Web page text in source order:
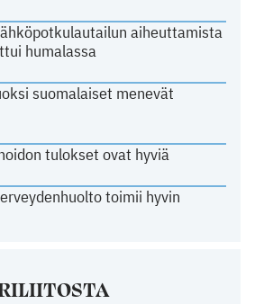
aiheuttamista
humalassa
suomalaiset menevät
tulokset ovat hyviä
toimii hyvin